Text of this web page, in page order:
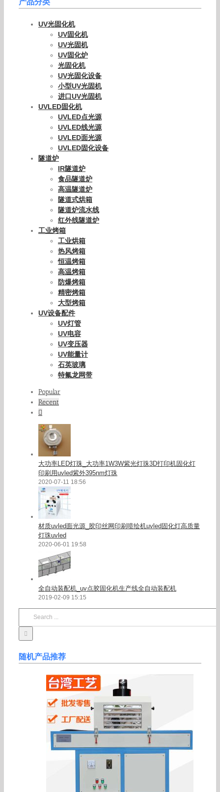
UV光固化机
UV固化机
UV光固机
UV固化炉
光固化机
UV光固化设备
小型UV光固机
进口UV光固机
UVLED固化机
UVLED点光源
UVLED线光源
UVLED面光源
UVLED固化设备
隧道炉
IR隧道炉
食品隧道炉
高温隧道炉
隧道式烘箱
隧道炉流水线
红外线隧道炉
工业烤箱
工业烘箱
热风烤箱
恒温烤箱
高温烤箱
防爆烤箱
精密烤箱
大型烤箱
UV设备配件
UV灯管
UV电容
UV变压器
UV能量计
石英玻璃
特氟龙网带
Popular
Recent
大功率LED灯珠_大功率1W3W紫光灯珠3D打印机固化灯
印刷用uvled紫外395nm灯珠
2020-07-11 18:56
材质uvled面光源_胶印丝网印刷喷绘机uvled固化灯高质量
灯珠uvled
2020-06-01 19:58
全自动装配机_uv点胶固化机生产线全自动装配机
2019-02-09 15:15
随机产品推荐